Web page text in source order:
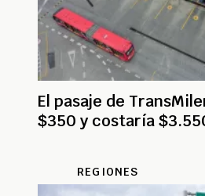
El pasaje de
$350 y costaría
REGIONES